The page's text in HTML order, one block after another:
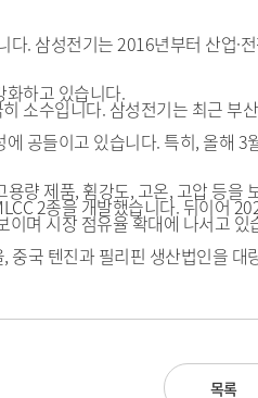
. 삼성전기는 2016년부터 산업
화하고 있습니다.
소수입니다. 삼성전기는 최근
공들이고 있습니다. 특히, 올
량 제품, 휨강도, 고온, 고압 등
2종을 개발했습니다. 뒤이어
이며 시장 점유율 확대에 나서고 있
국 텐진과 필리핀 생산법인을 대
목록